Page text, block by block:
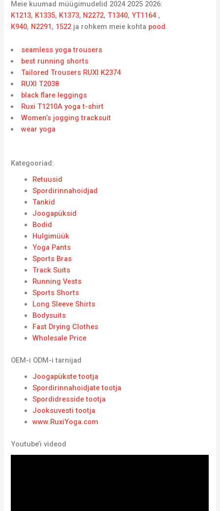
Meie kuumad müügimudelid 2024 2025 2026:
K1213, K1335, K1373, N2272,T1340,YT1164 ,
K940, N2291 , 1522 ja rohkem meie kohta pood .
seamless yoga trousers
best running shorts
Tailored Trousers RUXI K2374
RUXI T2038
black flare leggings
Ruxi T1210A yoga t-shirt
Women’s jogging tracksuit
wear yoga
Kategooriad:
Retuusid
Spordirinnahoidjad
Tankid
Joogapüksid
Bodid
Hulgimüük
Yoga Pants
Sports Bras
Track Suits
Running Vests
Sports Shorts
Long Sleeve Shirts
Bodysuits
Fast Drying Clothes
Wholesale Price
OEM-i ODM-i tarnijad
Joogapükste tootja
Spordirinnahoidjate tootja
Spordidresside tootja
Jooksuvesti tootja
www.RuxiYoga.com
Youtube’i videod